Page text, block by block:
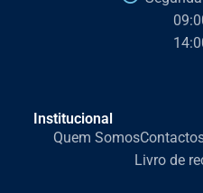
Institucional
Quem Somos
Livro de